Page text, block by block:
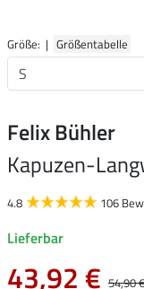
Größe: | Größentabelle
Felix Bühler
Kapuzen-
4.8 106
Lieferbar
43,92 € 54,90 €